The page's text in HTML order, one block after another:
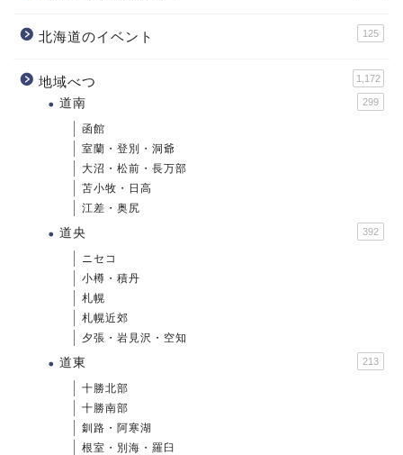
北海道のイベント 125
地域べつ 1,172
道南 299
函館
室蘭・登別・洞爺
大沼・松前・長万部
苫小牧・日高
江差・奥尻
道央 392
ニセコ
小樽・積丹
札幌
札幌近郊
夕張・岩見沢・空知
道東 213
十勝北部
十勝南部
釧路・阿寒湖
根室・別海・羅臼